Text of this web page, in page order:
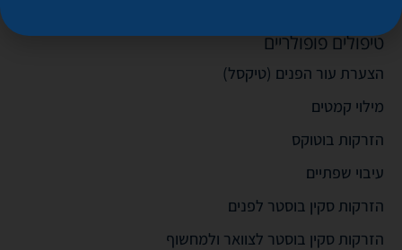
טיפולים פופולריים
הצערת עור הפנים (טיקסל)
מילוי קמטים
הזרקות בוטוקס
עיבוי שפתיים
הזרקות סקין בוסטר לפנים
הזרקות סקין בוסטר לצוואר ולמחשוף